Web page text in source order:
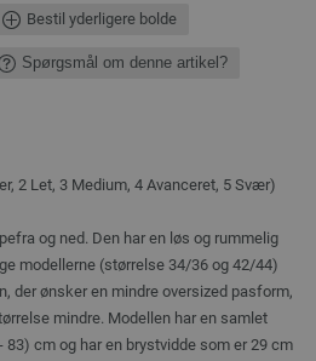
Bestil yderligere bolde
Spørgsmål om denne artikel?
2 Let, 3 Medium, 4 Avanceret, 5 Svær)
og ned. Den har en løs og rummelig
modellerne (størrelse 34/36 og 42/44)
der ønsker en mindre oversized pasform,
mindre. Modellen har en samlet
83) cm og har en brystvidde som er 29 cm